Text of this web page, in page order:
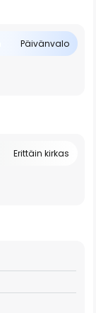
Päivänvalo
Erittäin kirkas